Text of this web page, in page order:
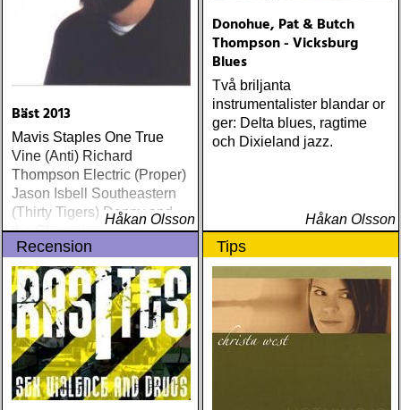
Bäst 2013
Mavis Staples One True
Vine (Anti) Richard
Thompson Electric (Proper)
Jason Isbell Southeastern
(Thirty Tigers) Danny and
the Champions of the World
Stay True (Loose) Slow Fox
Just Like the Birds (Rootsy)
Steve Earle The Low
Highway (New West) Bob
Dylan Another Self Portrait
(Columbia) Halden Electric
Women (Rootsy) Rokia
Traoré Beautiful Africa
(Nonesuch) Sam Baker Say
Håkan Olsson
Donohue, Pat & Butch
Thompson - Vicksburg
Blues
Två briljanta
instrumentalister blandar or
ger: Delta blues, ragtime
och Dixieland jazz.
Håkan Olsson
Recension Tips